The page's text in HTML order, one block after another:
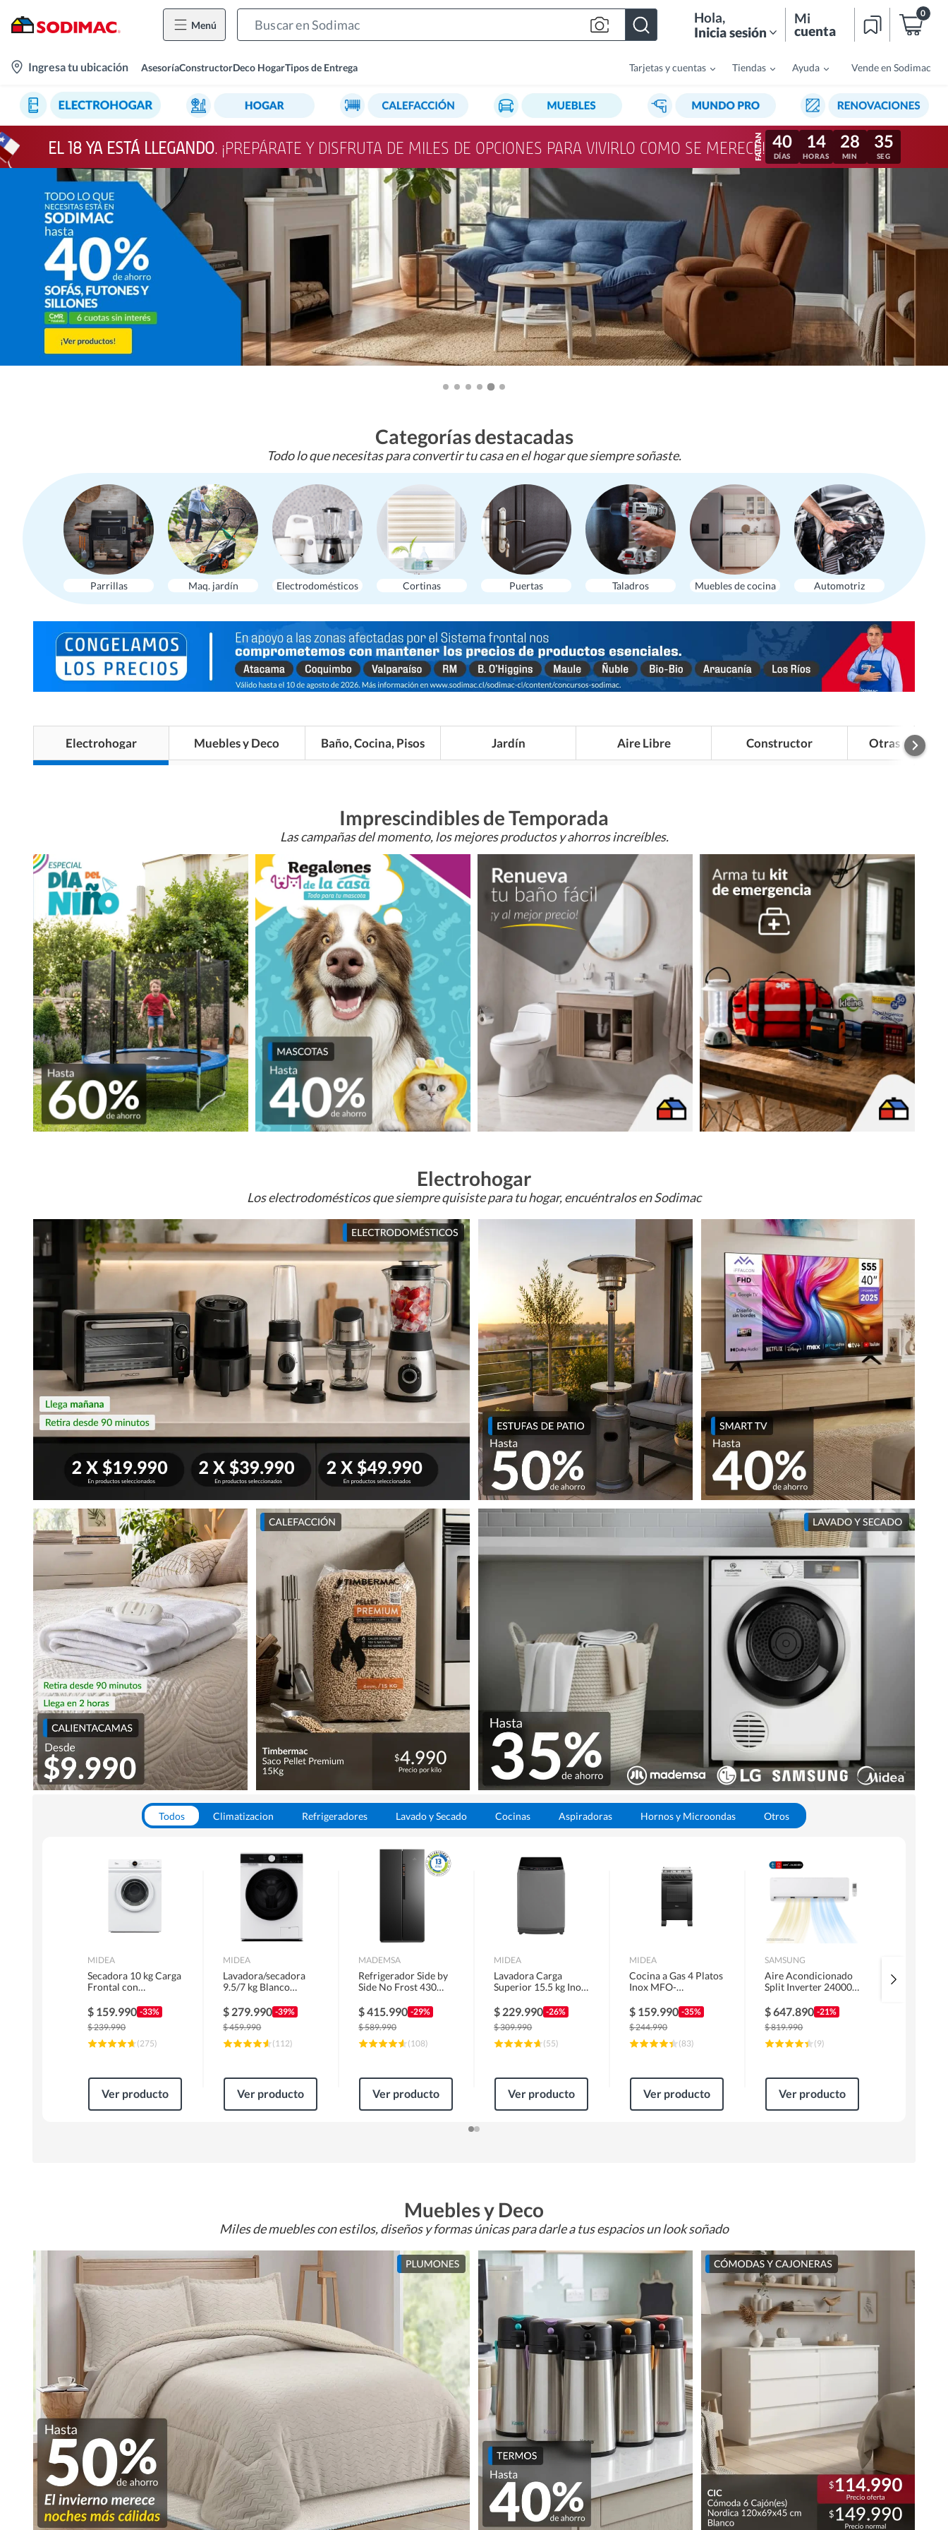
Menú Hola,
Inicia sesión
Mi
cuenta
0
location-
Ingresa tu ubicación AsesoríaConstructorDeco HogarTipos de Entrega Tarjetas y cuentas Tiendas Ayuda Vende en Sodimac
EL 18 YA ESTÁ LLEGANDO. ¡PREPÁRATE Y DISFRUTA DE MILES DE OPCIONES PARA VIVIRLO COMO SE MERECE! 40
DÍAS
14
HORAS
28
MIN
32
SEG
Categorías destacadas
Todo lo que necesitas para convertir tu casa en el hogar que siempre soñaste.
Parrillas Maq. jardín Electrodomésticos Cortinas Puertas Taladros Muebles de cocina Automotriz
Electrohogar Muebles y Deco Baño, Cocina, Pisos Jardín Aire Libre Constructor Otras
Imprescindibles de Temporada
Las campañas del momento, los mejores productos y ahorros increíbles.
Electrohogar
Los electrodomésticos que siempre quisiste para tu hogar, encuéntralos en Sodimac
Todos Climatizacion Refrigeradores Lavado y Secado Cocinas Aspiradoras Hornos y Microondas Otros
MIDEA
Secadora 10 kg Carga
Frontal con
MD100A100/W2
$ 159.990 -33%
$239.990
(275)
Ver producto
MIDEA
Lavadora/secadora
9.5/7 kg Blanco
$ 279.990 -39%
$459.990
(112)
Ver producto
MADEMSA
Refrigerador Side by
Side No Frost 430
MAS430B
$415.990 -29%
$589.990
(108)
Ver producto
MIDEA
Lavadora Carga
Superior 15.5 kg Inox
$ 229.990 -26%
$309.990
(55)
Ver producto
MIDEA
Cocina a Gas 4 Platos
Inox MFO-
$ 159.990 -35%
$244.990
(83)
Ver producto
SAMSUNG
Aire Acondicionado
Split Inverter 24000
$647.890 -21%
$819.990
(9)
Ver producto
Muebles y Deco
Miles de muebles con estilos, diseños y formas únicas para darle a tus espacios un look soñado